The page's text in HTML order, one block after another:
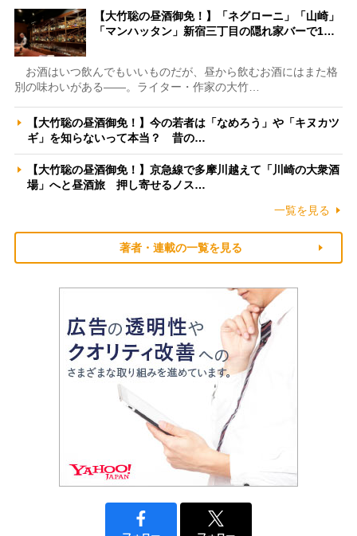
【大竹聡の昼酒御免！】「ネグローニ」「山崎」
「マンハッタン」新宿三丁目の隠れ家バーで1…
お酒はいつ飲んでもいいものだが、昼から飲むお酒にはまた格
別の味わいがある――。ライター・作家の大竹…
【大竹聡の昼酒御免！】今の若者は「なめろう」や「キヌカツ
ギ」を知らないって本当？ 昔の…
【大竹聡の昼酒御免！】京急線で多摩川越えて「川崎の大衆酒
場」へと昼酒旅 押し寄せるノス…
一覧を見る
著者・連載の一覧を見る